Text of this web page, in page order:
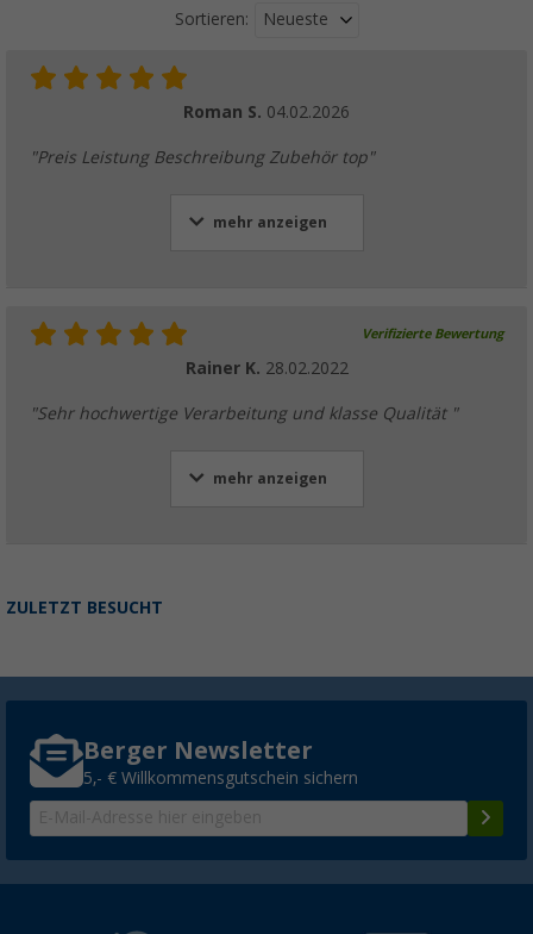
Sortieren: Neueste
Roman S. 04.02.2026
"Preis Leistung Beschreibung Zubehör top"
mehr anzeigen
Verifizierte Bewertung
Rainer K. 28.02.2022
"Sehr hochwertige Verarbeitung und klasse Qualität "
mehr anzeigen
ZULETZT BESUCHT
Berger Newsletter
5,- € Willkommensgutschein sichern